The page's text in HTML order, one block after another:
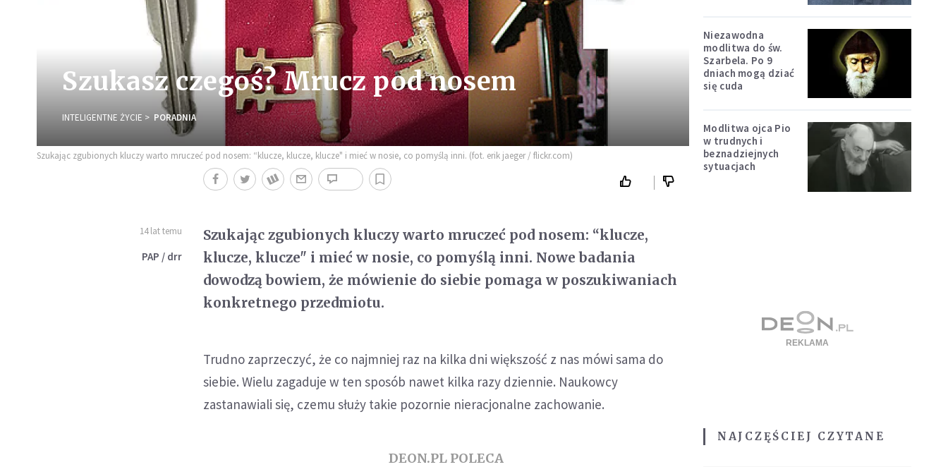
Szukasz czegoś? Mrucz pod nosem
INTELIGENTNE ŻYCIE PORADNIA
Szukając zgubionych kluczy warto mruczeć pod nosem: “klucze, klucze, klucze" i mieć w nosie, co pomyślą inni. (fot. erik jaeger / flickr.com)
14 lat temu
PAP / drr
Szukając zgubionych kluczy warto mruczeć pod nosem: “klucze,
klucze, klucze" i mieć w nosie, co pomyślą inni. Nowe badania
dowodzą bowiem, że mówienie do siebie pomaga w poszukiwaniach
konkretnego przedmiotu.
Trudno zaprzeczyć, że co najmniej raz na kilka dni większość z nas mówi sama do
siebie. Wielu zagaduje w ten sposób nawet kilka razy dziennie. Naukowcy
zastanawiali się, czemu służy takie pozornie nieracjonalne zachowanie.
DEON.PL POLECA
Niezawodna
modlitwa do św.
Szarbela. Po 9
dniach mogą dziać
się cuda
Modlitwa ojca Pio
w trudnych i
beznadziejnych
sytuacjach
NAJCZĘŚCIEJ CZYTANE